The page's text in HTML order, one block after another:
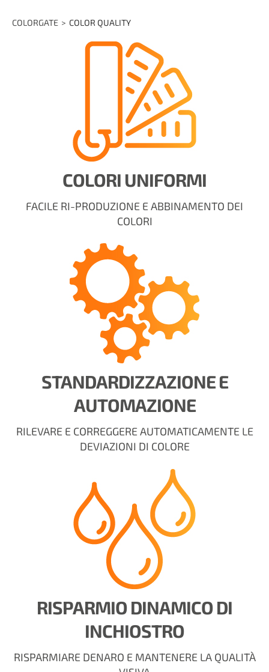
COLORGATE COLOR QUALITY
COLORI UNIFORMI
FACILE RI-PRODUZIONE E ABBINAMENTO DEI
COLORI
STANDARDIZZAZIONE E
AUTOMAZIONE
RILEVARE E CORREGGERE AUTOMATICAMENTE LE
DEVIAZIONI DI COLORE
RISPARMIO DINAMICO DI
INCHIOSTRO
RISPARMIARE DENARO E MANTENERE LA QUALITÀ